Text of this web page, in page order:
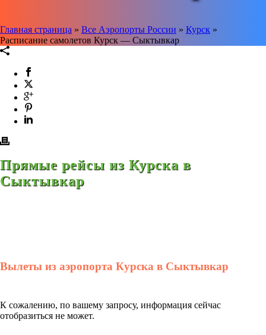
Главная страница » Все Аэропорты России » Курск »
Расписание самолетов Курск — Сыктывкар
Прямые рейсы из Курска в
Сыктывкар
Вылеты из аэропорта Курска в Сыктывкар
К сожалению, по вашему запросу, информация сейчас
отобразиться не может.